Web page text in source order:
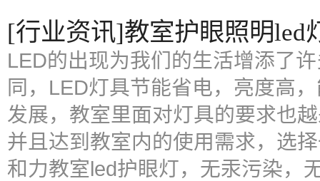
[行业资讯]教室护眼照明led
LED的出现为我们的生活增添了
同，LED灯具节能省电，亮度高
发展，教室里面对灯具的要求也
并且达到教室内的使用需求，选
和力教室led护眼灯，无汞污染，